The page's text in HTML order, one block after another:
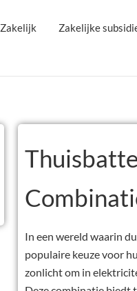
Zakelijk Zakelijke
In een wereld waarin
populaire keuze voor
zonlicht om in